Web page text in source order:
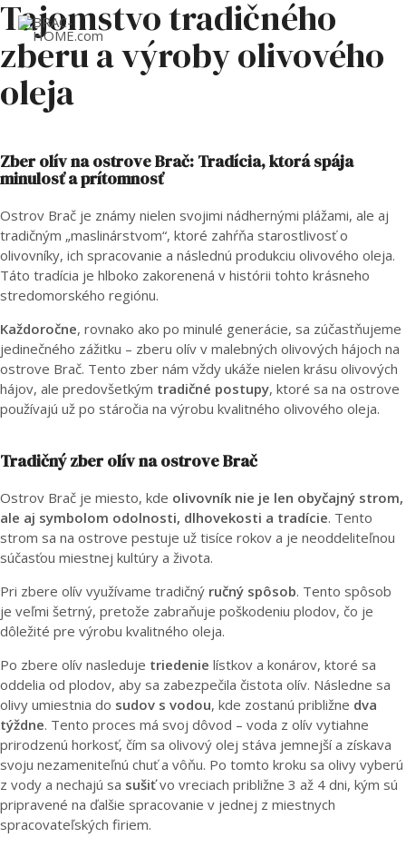
Tajomstvo tradičného
zberu a výroby olivového
oleja
Zber olív na ostrove Brač: Tradícia, ktorá spája
minulosť a prítomnosť
Ostrov Brač je známy nielen svojimi nádhernými plážami, ale aj
tradičným „maslinárstvom“, ktoré zahŕňa starostlivosť o
olivovníky, ich spracovanie a následnú produkciu olivového oleja.
Táto tradícia je hlboko zakorenená v histórii tohto krásneho
stredomorského regiónu.
Každoročne, rovnako ako po minulé generácie, sa zúčastňujeme
jedinečného zážitku – zberu olív v malebných olivových hájoch na
ostrove Brač. Tento zber nám vždy ukáže nielen krásu olivových
hájov, ale predovšetkým tradičné postupy, ktoré sa na ostrove
používajú už po stáročia na výrobu kvalitného olivového oleja.
Tradičný zber olív na ostrove Brač
Ostrov Brač je miesto, kde olivovník nie je len obyčajný strom,
ale aj symbolom odolnosti, dlhovekosti a tradície. Tento
strom sa na ostrove pestuje už tisíce rokov a je neoddeliteľnou
súčasťou miestnej kultúry a života.
Pri zbere olív využívame tradičný ručný spôsob. Tento spôsob
je veľmi šetrný, pretože zabraňuje poškodeniu plodov, čo je
dôležité pre výrobu kvalitného oleja.
Po zbere olív nasleduje triedenie lístkov a konárov, ktoré sa
oddelia od plodov, aby sa zabezpečila čistota olív. Následne sa
olivy umiestnia do sudov s vodou, kde zostanú približne dva
týždne. Tento proces má svoj dôvod – voda z olív vytiahne
prirodzenú horkosť, čím sa olivový olej stáva jemnejší a získava
svoju nezameniteľnú chuť a vôňu. Po tomto kroku sa olivy vyberú
z vody a nechajú sa sušiťvo vreciach približne 3 až 4 dni, kým sú
pripravené na ďalšie spracovanie v jednej z miestnych
spracovateľských firiem.